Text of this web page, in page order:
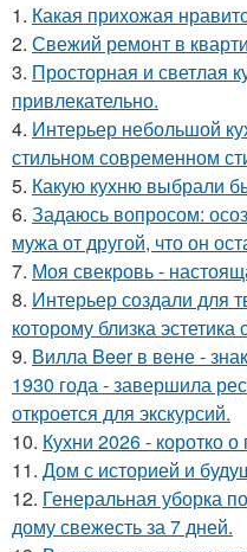
1. Какая прихожая
2. Свежий ремонт в
3. Просторная и светлая
привлекательно.
4. Интерьер небольшой
стильном современном
5. Какую кухню выбрали
6. Задаюсь вопросом:
мужа от другой, что он
7. Моя свекровь -
8. Интерьер создали для
которому близка
9. Вилла Beer в вене -
1930 года - завершила
откроется для экскурсий.
10. Кухни 2026 - коротко о
11. Дом с историей и
12. Генеральная уборка
дому свежесть за 7 дней.